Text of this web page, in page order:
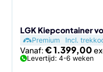
LGK Kiepcontainer
Premium Incl.
Vanaf:€1.399,00
Levertijd: 4-6 weken
de
productpagina